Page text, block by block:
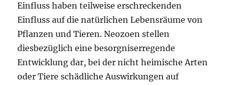
Einfluss haben teilweise erschreckenden
Einfluss auf die natürlichen Lebensräume von
Pflanzen und Tieren. Neozoen stellen
diesbezüglich eine besorgniserregende
Entwicklung dar, bei der nicht heimische Arten
oder Tiere schädliche Auswirkungen auf